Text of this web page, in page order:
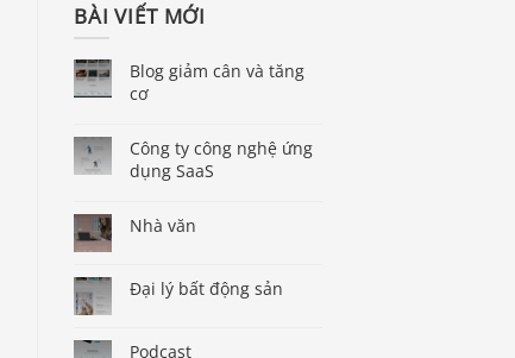
BÀI VIẾT MỚI
Blog giảm cân và tăng
cơ
Công ty công nghệ ứng
dụng SaaS
Nhà văn
Đại lý bất động sản
Podcast